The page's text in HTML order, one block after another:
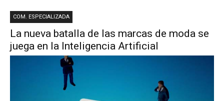
COM. ESPECIALIZADA
La nueva batalla de las marcas de moda se
juega en la Inteligencia Artificial